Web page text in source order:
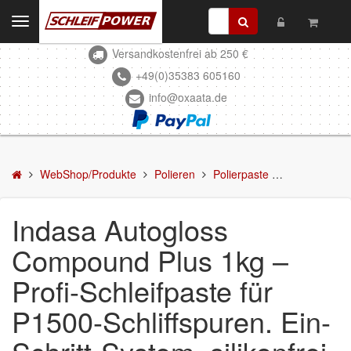
Kontakt
WebShop/Produkte
Schleifmittel
Kleben & Beschichten
Spachteln
Lackieren
Polieren
Toggle
navigation Versandkostenfrei ab 250 €
+49(0)35383 605160
info@oxaata.de
WebShop/Produkte Polieren Polierpaste
Indasa Autogloss
Compound Plus 1kg –
Profi-Schleifpaste für
P1500-Schliffspuren. Ein-